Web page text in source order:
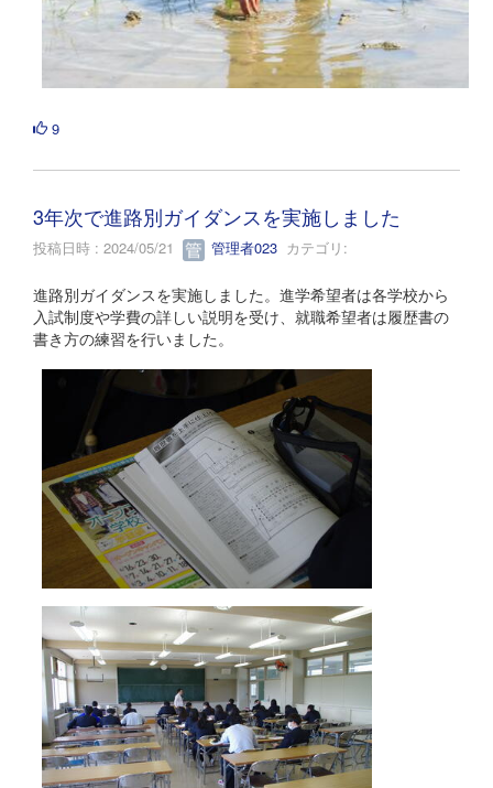
9
3年次で進路別ガイダンスを実施しました
投稿日時 : 2024/05/21 管理者023 カテゴリ:
進路別ガイダンスを実施しました。進学希望者は各学校から
入試制度や学費の詳しい説明を受け、就職希望者は履歴書の
書き方の練習を行いました。